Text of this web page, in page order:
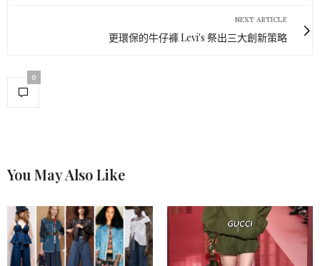
NEXT ARTICLE
更環保的牛仔褲 Levi's 祭出三大創新策略
0
You May Also Like